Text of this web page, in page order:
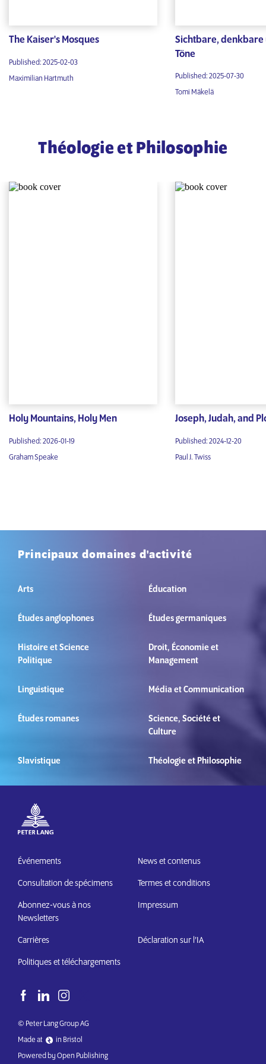
The Kaiser's Mosques
Published: 2025-02-03
Maximilian Hartmuth
Sichtbare,
Töne
Published: 2025-07-30
Tomi Mäkelä
Théologie et Philosophie
Holy Mountains, Holy Men
Published: 2026-01-19
Graham Speake
Joseph, Judah, and
Published: 2024-12-20
Paul J. Twiss
Principaux domaines d'activité
Arts Éducation
Études anglophones Études germaniques
Histoire et Science
Politique
Droit, Économie et
Management
Linguistique Média et Communication
Études romanes
Science, Société et
Culture
Slavistique Théologie et Philosophie
Événements
Consultation de spécimens
Abonnez-vous à nos
Newsletters
Carrières
Politiques et téléchargements
News et contenus
Termes et conditions
Impressum
Déclaration sur l’IA
© Peter Lang Group AG
Made at
in Bristol
Powered by Open Publishing